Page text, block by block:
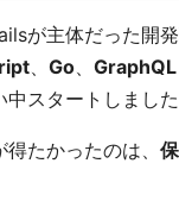
が主体だった開発
、 Go、 GraphQL
スタートしました
たかったのは、